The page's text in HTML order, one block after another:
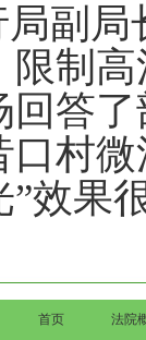
副局
限制
回答
口村
”效果
首页 法院